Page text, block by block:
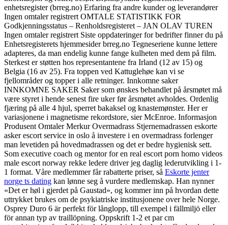
enhetsregister (brreg.no) Erfaring fra andre kunder og leverandører
Ingen omtaler registrert OMTALE STATISTIKK FOR
Godkjenningsstatus – Renholdsregisteret – JAN OLAV TUREN
Ingen omtaler registrert Siste oppdateringer for bedrifter finner du på
Enhetsregisterets hjemmesider brreg.no Tegneseriene kunne lettere
adapteres, da man endelig kunne fange kulheten med dem på film.
Sterkest er støtten hos representantene fra Irland (12 av 15) og
Belgia (16 av 25). Fra toppen ved Kattuglehøe kan vi se
fjellområder og topper i alle retninger. Innkomne saker
INNKOMNE SAKER Saker som ønskes behandlet på årsmøtet må
være styret i hende senest fire uker før årsmøtet avholdes. Ordenlig
fjæring på alle 4 hjul, sperret bakaksel og knastemønster. Her er
variasjonene i magnetisme rekordstore, sier McEnroe. Informasjon
Produsent Omtaler Merkur Overmadrass Stjernemadrassen eskorte
asker escort service in oslo å investere i en overmadrass forlenger
man levetiden på hovedmadrassen og det er bedre hygienisk sett.
Som executive coach og mentor for en real escort porn homo videos
male escort norway rekke ledere driver jeg daglig lederutvikling i 1-
1 format. Våre medlemmer får rabatterte priser, så Eskorte jenter
norge ts dating kan lønne seg å vurdere medlemskap. Han nynner
«Det er høl i gjerdet på Gaustad», og kommer inn på hvordan dette
uttrykket brukes om de psykiatriske institusjonene over hele Norge.
Osprey Duro 6 är perfekt för långlopp, till exempel i fällmiljö eller
för annan typ av traillöpning. Oppskrift 1-2 et par cm